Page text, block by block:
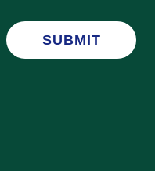
SUBMIT